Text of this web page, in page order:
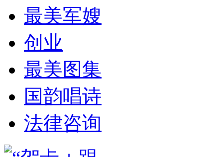
最美军嫂
创业
最美图集
国韵唱诗
法律咨询